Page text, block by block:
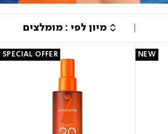
NEW
SPECIAL OFFER